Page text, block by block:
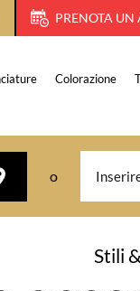
PRENOTA
Colorazione
o
Stili